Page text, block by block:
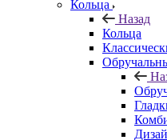
Кольца
Назад
Кольца